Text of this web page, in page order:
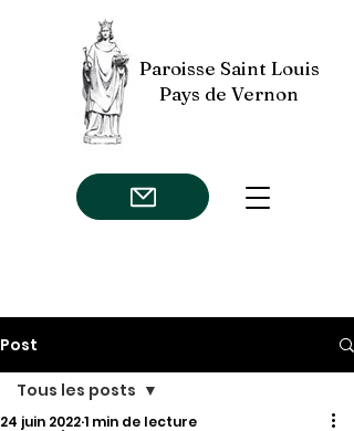
Paroisse Saint Louis
Pays de Vernon
Post
Tous les posts
24 juin 20221 min de lecture